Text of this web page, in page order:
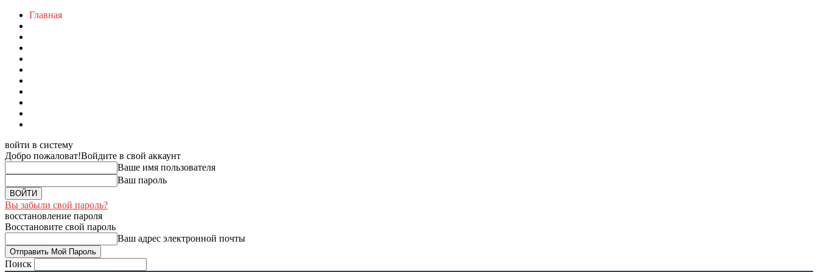
Главная
войти в систему
Добро пожаловат!Войдите в свой аккаунт
Ваше имя пользователя
Ваш пароль
Вы забыли свой пароль?
восстановление пароля
Восстановите свой пароль
Ваш адрес электронной почты
Поиск